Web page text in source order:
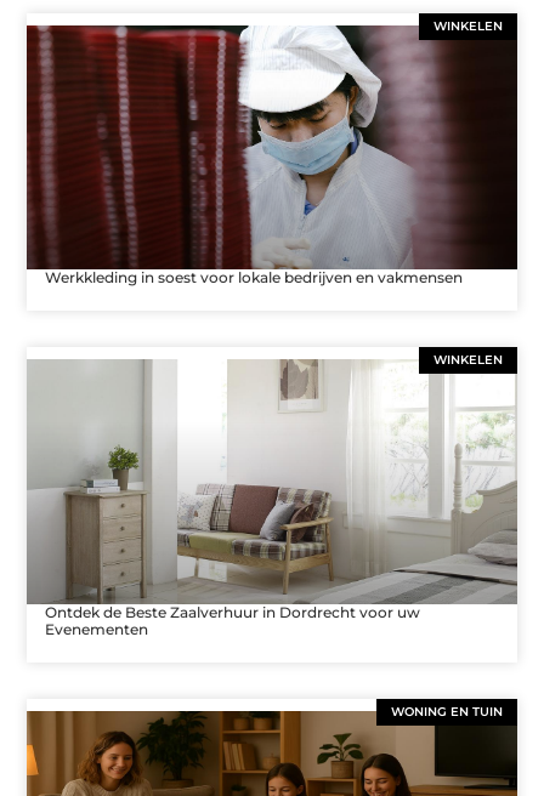
WINKELEN
Werkkleding in soest voor lokale bedrijven en vakmensen
WINKELEN
Ontdek de Beste Zaalverhuur in Dordrecht voor uw
Evenementen
WONING EN TUIN